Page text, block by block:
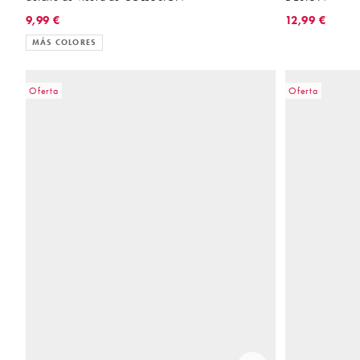
9,99 €
MÁS COLORES
12,99 €
Oferta Oferta